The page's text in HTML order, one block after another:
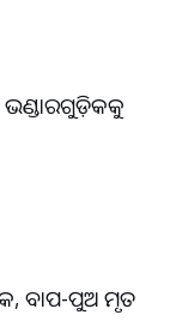
ଭଣ୍ଡାରଗୁଡ଼ିକକୁ
ବାପ-ପୁଅ ମୃତ